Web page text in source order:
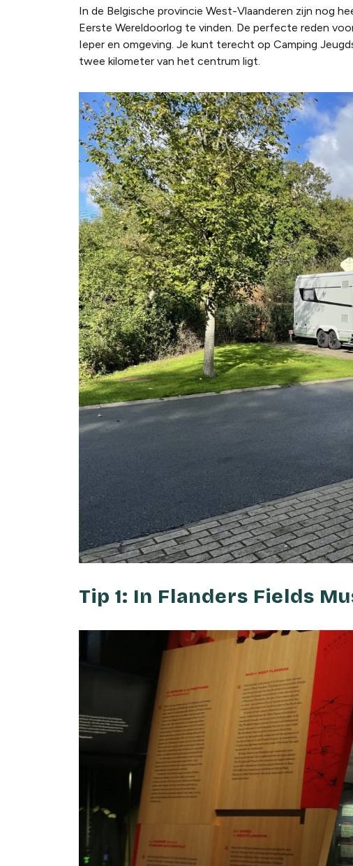
In de Belgische provincie West-Vlaanderen zijn nog
Eerste Wereldoorlog te vinden. De perfecte reden
Ieper en omgeving. Je kunt terecht op Camping
twee kilometer van het centrum ligt.
Tip 1: In Flanders Fields